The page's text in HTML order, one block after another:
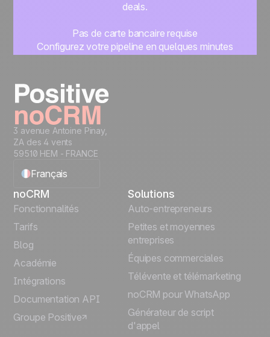
deals.
Pas de carte bancaire requise
Configurez votre pipeline en quelques minutes
3 avenue Antoine Pinay,
ZA des 4 vents
59510 HEM - FRANCE
Français
English
Português
Italiano
Deutsch
noCRM
Fonctionnalités
Tarifs
Blog
Académie
Intégrations
Documentation API
Groupe Positive
Solutions
Auto-entrepreneurs
Petites et moyennes
entreprises
Équipes commerciales
Télévente et télémarketing
noCRM pour WhatsApp
Générateur de script
d'appel